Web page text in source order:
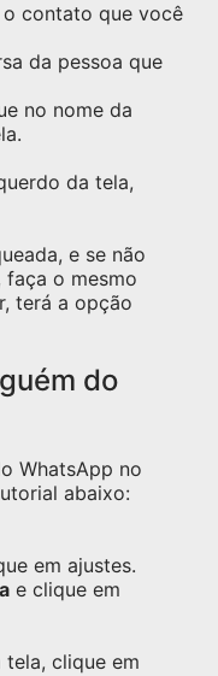
contato que você
da pessoa que
no nome da
da tela,
e se não
o mesmo
terá a opção
do
WhatsApp no
abaixo:
em ajustes.
e clique em
clique em